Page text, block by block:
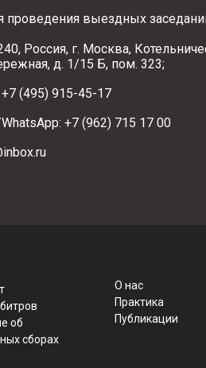
проведения выездных
Россия, г. Москва,
д. 1/15 Б, пом. 323;
+7 (495) 915-45-17
+7 (962) 715 17 00
об
сборах
О нас
Практика
Публикации